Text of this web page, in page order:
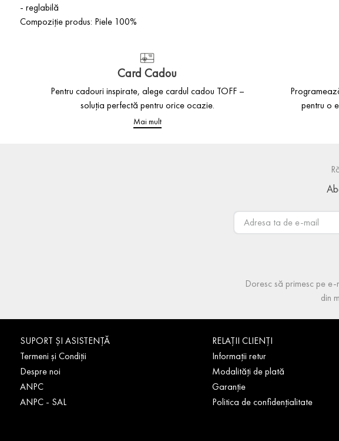
- reglabilă
Compoziție produs: Piele 100%
Card Cadou
Pentru cadouri inspirate, alege cardul cadou TOFF –
soluția perfectă pentru orice ocazie.
Mai mult
pentru o
Doresc să primesc pe
din
SUPORT ȘI ASISTENȚĂ
Termeni și Condiții
Despre noi
ANPC
ANPC - SAL
RELAȚII CLIENȚI
Informații retur
Modalități de plată
Garanție
Politica de confidențialitate